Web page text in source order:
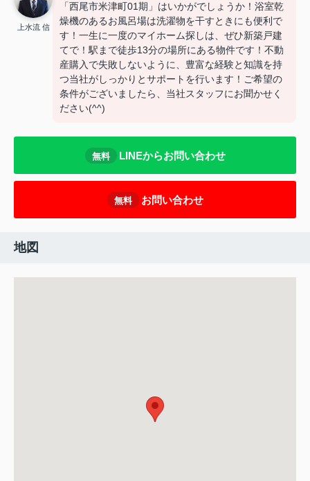
上水流 信
「西尾市米津町01期」はいかがでしょうか！浴室乾
燥機のあるお風呂場は洗濯物を干すときにも便利で
す！一生に一度のマイホーム探しは、ぜひ新築戸建
てで！駅まで徒歩13分の場所にある物件です！不動
産購入で失敗しないように、豊富な経験と知識を持
つ当社がしっかりとサポートを行います！ご希望の
条件がございましたら、当社スタッフにお聞かせく
ださい(^^)
無料 LINEからお問い合わせ
無料 お問い合わせ
地図